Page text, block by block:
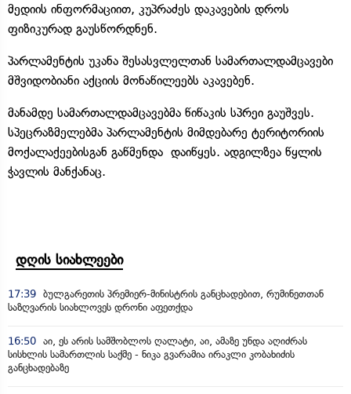
მედიის ინფორმაციით, კუპრაძეს დაკავების დროს
ფიზიკურად გაუსწორდნენ.
პარლამენტის უკანა შესასვლელთან სამართალდამცავები
მშვიდობიანი აქციის მონაწილეებს აკავებენ.
მანამდე სამართალდამცავებმა წიწაკის სპრეი გაუშვეს.
სპეცრაზმელებმა პარლამენტის მიმდებარე ტერიტორიის
მოქალაქეებისგან გაწმენდა დაიწყეს. ადგილზეა წყლის
ჭავლის მანქანაც.
დღის სიახლეები
17:39 ბულგარეთის პრემიერ-მინისტრის განცხადებით, რუმინეთთან
საზღვარის სიახლოვეს დრონი აფეთქდა
16:50 აი, ეს არის სამშობლოს ღალატი, აი, ამაზე უნდა აღიძრას
სისხლის სამართლის საქმე - ნიკა გვარამია ირაკლი კობახიძის
განცხადებაზე